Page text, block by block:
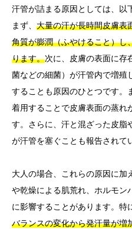
汗管が詰まる原因としては、以
まず、 大量の汗が長時間皮膚表
角質が膨潤（ふやけること）し
ります。次に、皮膚の表面に存
菌などの細菌）が汗管内で増殖
することも原因のひとつです。
着用することで皮膚表面の蒸れ
す。さらに、汗と混ざった皮脂
が汗管を塞ぐことも報告されて
大人の場合、これらの原因に加
や乾燥による肌荒れ、ホルモン
に影響することがあります。特
バランスの変化から発汗量が増